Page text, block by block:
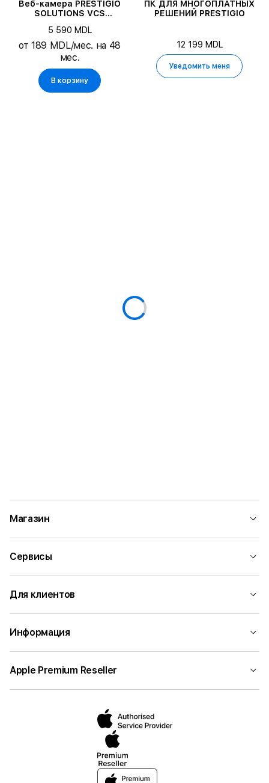
Веб-камера PRESTIGIO
SOLUTIONS VCS
Graphite
5 590 MDL
от 189 MDL/мес. на 48
мес.
В корзину
ПК ДЛЯ МНОГОПЛАТНЫХ
РЕШЕНИЙ PRESTIGIO
12 199 MDL
Уведомить меня
Магазин
Сервисы
Для клиентов
Информация
Apple Premium Reseller